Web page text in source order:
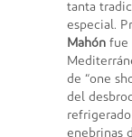
tanta
especial.
Mahón fue
de “one
del
enebrinas